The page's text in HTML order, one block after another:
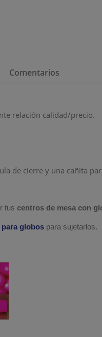
Comentarios
relación calidad/precio.
de cierre y una cañita
tus centros de mesa con
globos para sujetarlos.